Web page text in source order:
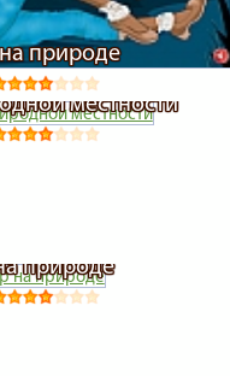
природе
местности
природе